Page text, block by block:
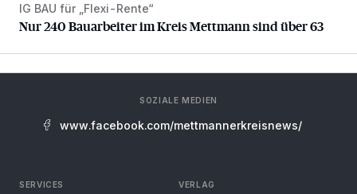
Nur 240 Bauarbeiter im Kreis Mettmann sind über 63
IG BAU für „Flexi-Rente“
Nur 240 Bauarbeiter im Kreis Mettmann sind über 63
SOZIALE MEDIEN
www.facebook.com/mettmannerkreisnews/
SERVICES VERLAG